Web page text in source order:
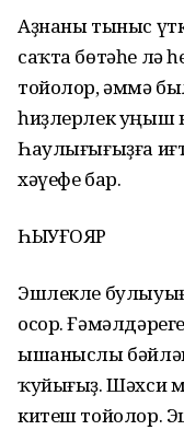
Аҙнаны тыныс
саҡта бөтәһе лә
тойолор, әммә
һиҙлерлек уңыш
Һаулығығыҙға
хәүефе бар.
ҺЫУҒОЯР
Эшлекле
осор.
ышаныслы
ҡуйығыҙ. Шәхси
китеш тойолор.